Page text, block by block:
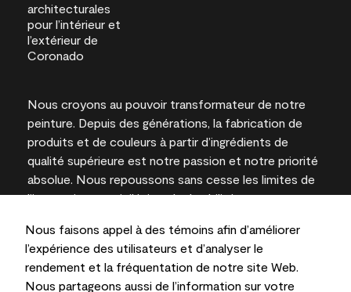
Nous faisons appel à des témoins afin d’améliorer
l’expérience des utilisateurs et d’analyser le
rendement et la fréquentation de notre site Web.
Nous partageons aussi de l’information sur votre
Nous croyons au pouvoir transformateur de notre
peinture. Depuis des générations, la fabrication de
produits et de couleurs à partir d’ingrédients de
qualité supérieure est notre passion et notre priorité
absolue. Nous repoussons sans cesse les limites de
l’innovation et privilégions la durabilité pour
l’expertise locale.